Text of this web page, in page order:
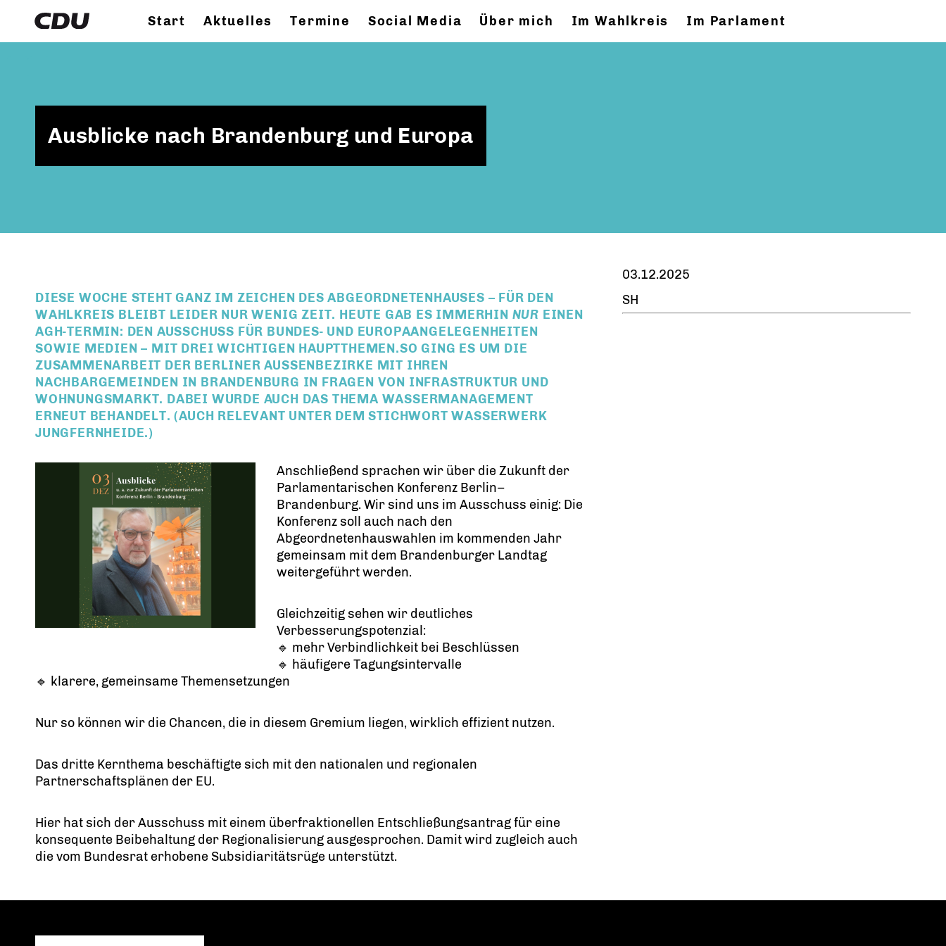
Start Aktuelles Termine Social Media Über mich Im Wahlkreis Im Parlament
Ausblicke nach Brandenburg und Europa
DIESE WOCHE STEHT GANZ IM ZEICHEN DES ABGEORDNETENHAUSES – FÜR DEN
WAHLKREIS BLEIBT LEIDER NUR WENIG ZEIT. HEUTE GAB ES IMMERHIN NUR EINEN
AGH-TERMIN: DEN AUSSCHUSS FÜR BUNDES- UND EUROPAANGELEGENHEITEN
SOWIE MEDIEN – MIT DREI WICHTIGEN HAUPTTHEMEN.SO GING ES UM DIE
ZUSAMMENARBEIT DER BERLINER AUSSENBEZIRKE MIT IHREN N
ACHBARGEMEINDEN IN BRANDENBURG IN FRAGEN VON INFRASTRUKTUR UND W
OHNUNGSMARKT. DABEI WURDE AUCH DAS THEMA WASSERMANAGEMENT E
RNEUT BEHANDELT. (AUCH RELEVANT UNTER DEM STICHWORT WASSERWERK J
UNGFERNHEIDE.)
Anschließend sprachen wir über die Zukunft der
Parlamentarischen Konferenz Berlin–
Brandenburg. Wir sind uns im Ausschuss einig: Die
Konferenz soll auch nach den
Abgeordnetenhauswahlen im kommenden Jahr
gemeinsam mit dem Brandenburger Landtag
weitergeführt werden.
Gleichzeitig sehen wir deutliches
Verbesserungspotenzial:
🔹 mehr Verbindlichkeit bei Beschlüssen
🔹 häufigere Tagungsintervalle
🔹 klarere, gemeinsame Themensetzungen
Nur so können wir die Chancen, die in diesem Gremium liegen, wirklich effizient nutzen.
Das dritte Kernthema beschäftigte sich mit den nationalen und regionalen
Partnerschaftsplänen der EU.
Hier hat sich der Ausschuss mit einem überfraktionellen Entschließungsantrag für eine
konsequente Beibehaltung der Regionalisierung ausgesprochen. Damit wird zugleich auch
die vom Bundesrat erhobene Subsidiaritätsrüge unterstützt.
03.12.2025
SH